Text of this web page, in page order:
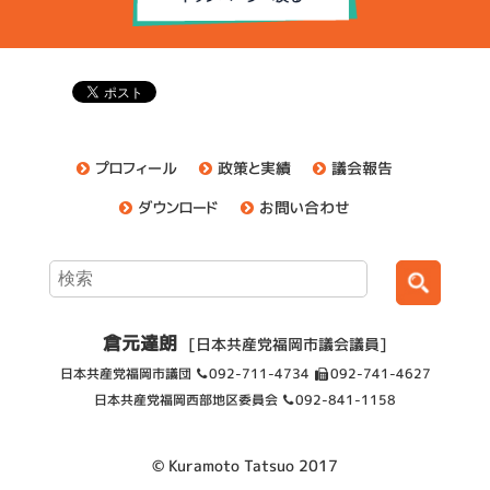
プロフィール 政策と実績
議会報告
ダウンロード
お問い合わせ
倉元達朗 [日本共産党福岡市議会議員]
日本共産党福岡市議団 092-711-4734
092-741-4627
日本共産党福岡西部地区委員会
092-841-1158
© Kuramoto Tatsuo 2017